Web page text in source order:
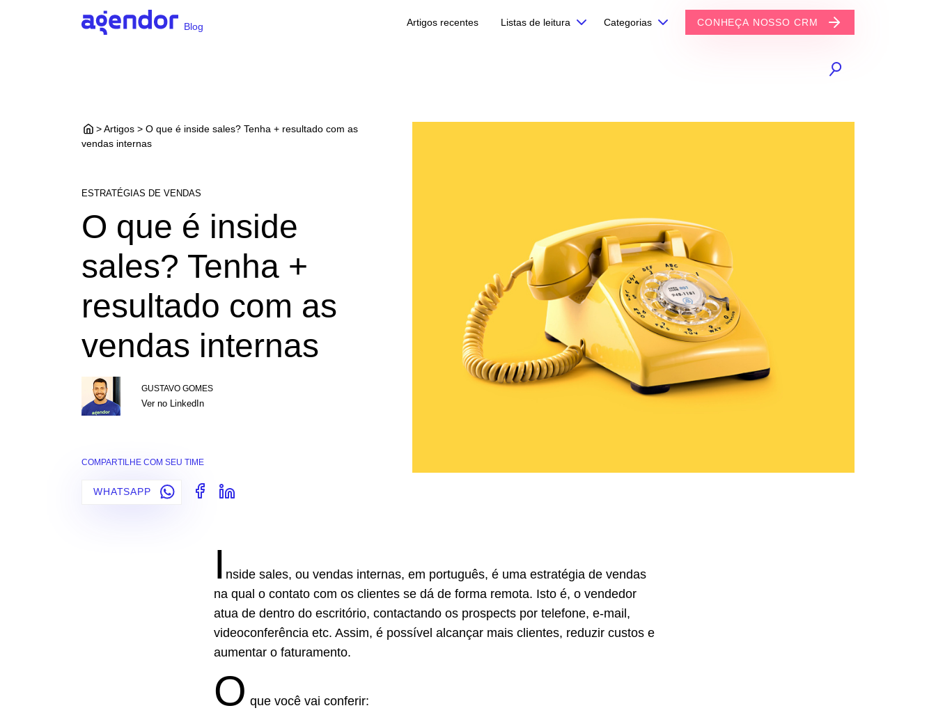
Blog Artigos recentes Listas de leitura Categorias CONHEÇA NOSSO CRM
> Artigos > O que é inside sales? Tenha + resultado com as
vendas internas
ESTRATÉGIAS DE VENDAS
O que é inside
sales? Tenha +
resultado com as
vendas internas
GUSTAVO GOMES
Ver no LinkedIn
COMPARTILHE COM SEU TIME
WHATSAPP
I nside sales, ou vendas internas, em português, é uma estratégia de vendas
na qual o contato com os clientes se dá de forma remota. Isto é, o vendedor
atua de dentro do escritório, contactando os prospects por telefone, e-mail,
videoconferência etc. Assim, é possível alcançar mais clientes, reduzir custos e
aumentar o faturamento.
O que você vai conferir: